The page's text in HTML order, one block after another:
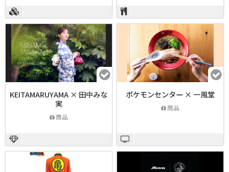
KEITAMARUYAMA × 田中みな
実
商品
ポケモンセンター × 一風堂
商品